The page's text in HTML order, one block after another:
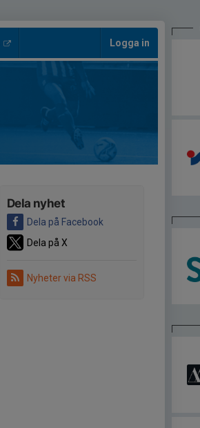
Logga in
Dela nyhet
Dela på Facebook
Dela på X
Nyheter via RSS